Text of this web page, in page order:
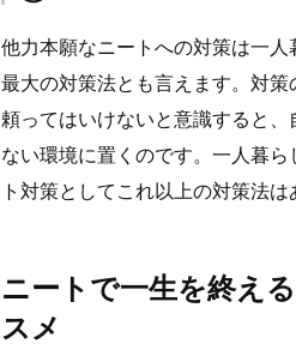
他力本願なニートへの対策は一
最大の対策法とも言えます。対
頼ってはいけないと意識すると
ない環境に置くのです。一人暮
ト対策としてこれ以上の対策法は
ニートで一生を終え
スメ